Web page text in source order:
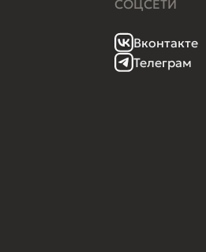
СОЦСЕТИ
Вконтакте
Телеграм